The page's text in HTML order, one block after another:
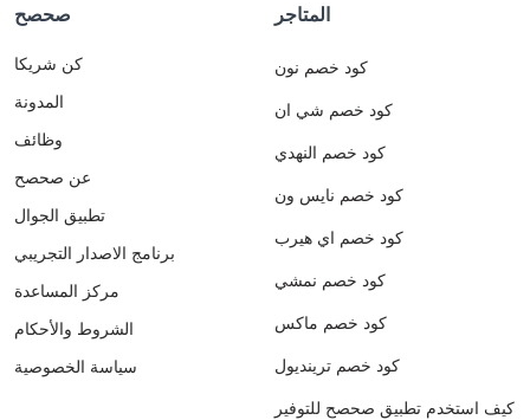
صحصح
كن شريكا
المدونة
وظائف
عن صحصح
تطبيق الجوال
برنامج الاصدار التجريبي
مركز المساعدة
الشروط والأحكام
سياسة الخصوصية
المتاجر
كود خصم نون
كود خصم شي ان
كود خصم النهدي
كود خصم نايس ون
كود خصم اي هيرب
كود خصم نمشي
كود خصم ماكس
كود خصم ترينديول
كيف استخدم تطبيق صحصح للتوفير